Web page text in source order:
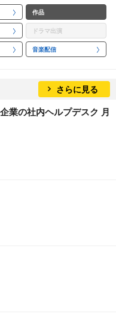
作品
ドラマ出演
音楽配信
さらに見る
業の社内ヘルプデスク 月